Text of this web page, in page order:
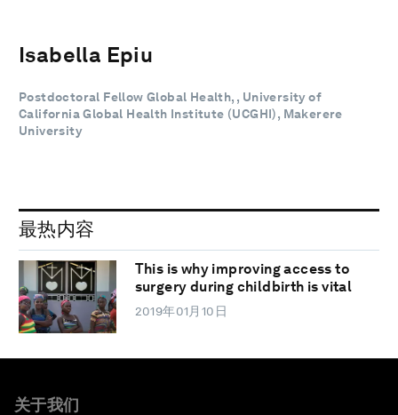
Isabella Epiu
Postdoctoral Fellow Global Health, , University of
California Global Health Institute (UCGHI), Makerere
University
最热内容
This is why improving access to
surgery during childbirth is vital
2019年01月10日
关于我们